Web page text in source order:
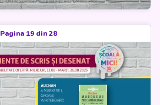
Pagina 19 din 28